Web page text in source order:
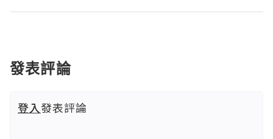
發表評論
登入發表評論